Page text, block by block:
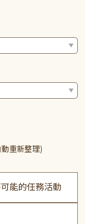
重新整理)
能的任務活動